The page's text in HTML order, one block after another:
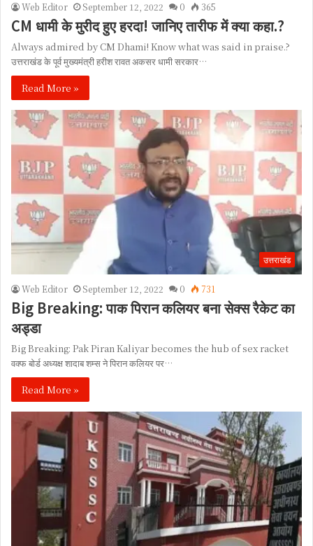
Web Editor September 12, 2022 0 365
CM धामी के मुरीद हुए हरदा! जानिए तारीफ में क्या कहा.?
Always admired by CM Dhami! Know what was said in praise.?
उत्तराखंड के पूर्व मुख्यमंत्री हरीश रावत अकसर धामी सरकार…
Read More »
उत्तराखंड
Web Editor September 12, 2022 0 731
Big Breaking: पाक पिरान कलियर बना सेक्स रैकेट का
अड्डा
Big Breaking: Pak Piran Kaliyar becomes the hub of sex racket
वक्फ बोर्ड अध्यक्ष शादाब शम्स ने पिरान कलियर पर…
Read More »